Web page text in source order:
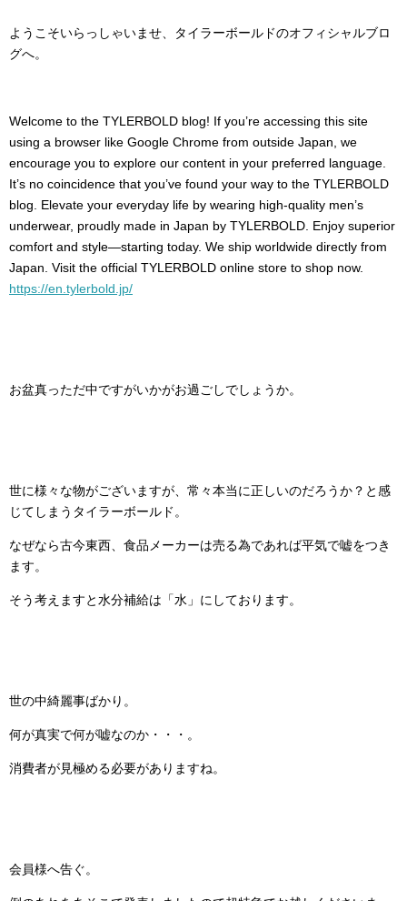
ようこそいらっしゃいませ、タイラーボールドのオフィシャルブロ
グへ。
Welcome to the TYLERBOLD blog! If you’re accessing this site
using a browser like Google Chrome from outside Japan, we
encourage you to explore our content in your preferred language.
It’s no coincidence that you’ve found your way to the TYLERBOLD
blog. Elevate your everyday life by wearing high-quality men’s
underwear, proudly made in Japan by TYLERBOLD. Enjoy superior
comfort and style—starting today. We ship worldwide directly from
Japan. Visit the official TYLERBOLD online store to shop now.
https://en.tylerbold.jp/
お盆真っただ中ですがいかがお過ごしでしょうか。
世に様々な物がございますが、常々本当に正しいのだろうか？と感
じてしまうタイラーボールド。
なぜなら古今東西、食品メーカーは売る為であれば平気で嘘をつき
ます。
そう考えますと水分補給は「水」にしております。
世の中綺麗事ばかり。
何が真実で何が嘘なのか・・・。
消費者が見極める必要がありますね。
会員様へ告ぐ。